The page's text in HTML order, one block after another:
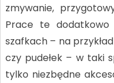
zmywanie,
Prace te dodatkowo
szafkach – na
czy pudełek – w taki
tylko niezbędne